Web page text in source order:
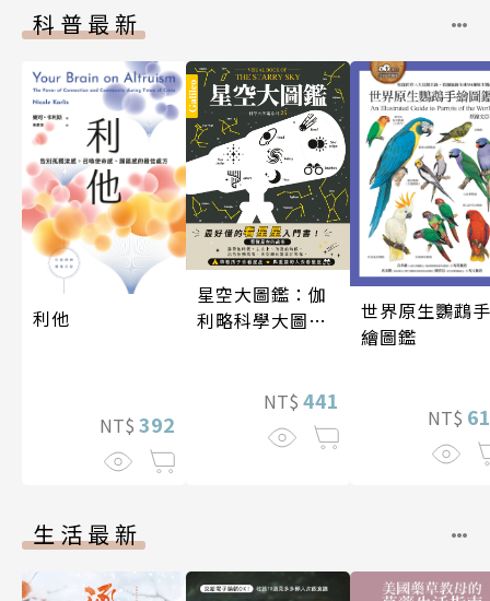
科普最新
利他
NT$ 392
星空大圖鑑：伽
利略科學大圖鑑
NT$ 441
世界原生鸚鵡手
繪圖鑑
NT$
生活最新